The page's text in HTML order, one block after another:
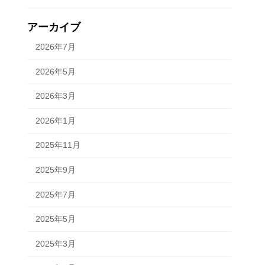
アーカイブ
2026年7月
2026年5月
2026年3月
2026年1月
2025年11月
2025年9月
2025年7月
2025年5月
2025年3月